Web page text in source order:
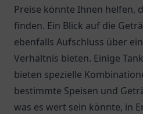
Preise könnte Ihnen helfen,
finden. Ein Blick auf die
ebenfalls Aufschluss über
Verhältnis bieten. Einige
bieten spezielle
bestimmte Speisen und
was es wert sein könnte, in